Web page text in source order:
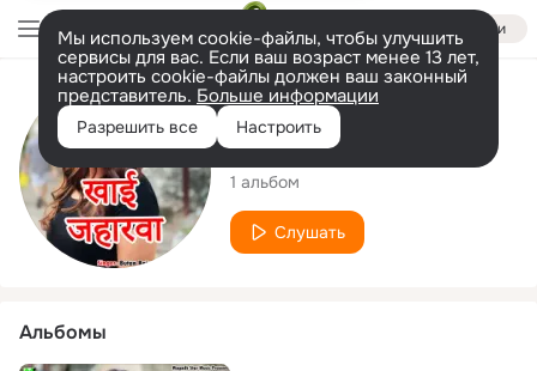
Войти
Мы используем cookie-файлы, чтобы улучшить
сервисы для вас. Если ваш возраст менее 13 лет,
настроить cookie-файлы должен ваш законный
представитель. Больше информации
Разрешить все Настроить
Исполнитель
Butan Raja
1 альбом
Слушать
Альбомы